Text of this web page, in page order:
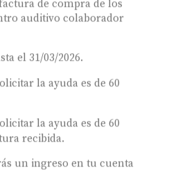
auditivo colaborador
el 31/03/2026.
la ayuda es de 60
la ayuda es de 60
recibida.
un ingreso en tu cuenta